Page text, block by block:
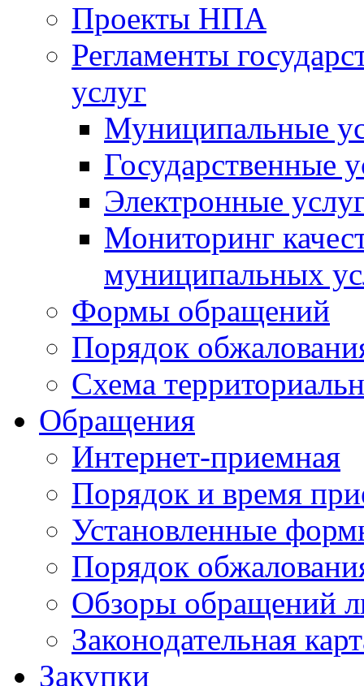
Проекты НПА
Регламенты
услуг
Муниципальные
Государственные
Электронные
Мониторинг
муниципальных
Формы обращений
Порядок
Схема
Обращения
Интернет-приемная
Порядок и время
Установленные
Порядок
Обзоры обращений
Законодательная
Закупки